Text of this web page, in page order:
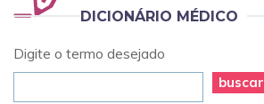
DICIONÁRIO MÉDICO
Digite o termo desejado
buscar